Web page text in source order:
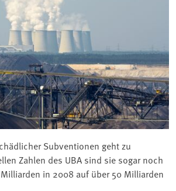
Subventionen geht zu
Zahlen des UBA sind sie sogar noch
in 2008 auf über 50 Milliarden